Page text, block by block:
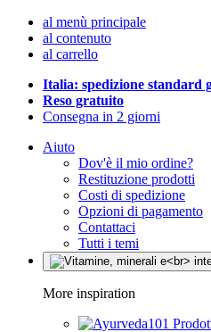
al menù principale
al contenuto
al carrello
Italia: spedizione standard
Reso gratuito
Consegna in 2 giorni
Aiuto
Dov'è il mio ordine?
Restituzione prodotti
Costi di spedizione
Opzioni di pagamento
Contattaci
Tutti i temi
More inspiration